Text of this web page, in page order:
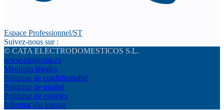
Espace Professionnel/ST
Suivez-nous sur :
© CATA ELECTRODOMESTICOS S.L.
www.cnagroup.es
Mentions légales
Politique de confidentialité
Politique de qualité
Politique de cookies
Información interna